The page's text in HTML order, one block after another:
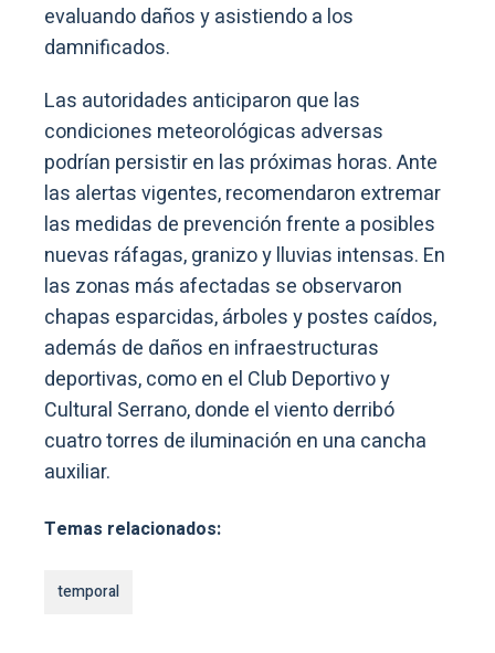
evaluando daños y asistiendo a los
damnificados.
Las autoridades anticiparon que las
condiciones meteorológicas adversas
podrían persistir en las próximas horas. Ante
las alertas vigentes, recomendaron extremar
las medidas de prevención frente a posibles
nuevas ráfagas, granizo y lluvias intensas. En
las zonas más afectadas se observaron
chapas esparcidas, árboles y postes caídos,
además de daños en infraestructuras
deportivas, como en el Club Deportivo y
Cultural Serrano, donde el viento derribó
cuatro torres de iluminación en una cancha
auxiliar.
Temas relacionados:
temporal